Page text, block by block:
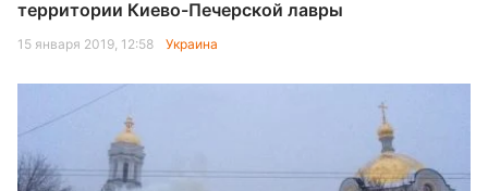
территории Киево-Печерской лавры
15 января 2019, 12:58 Украина